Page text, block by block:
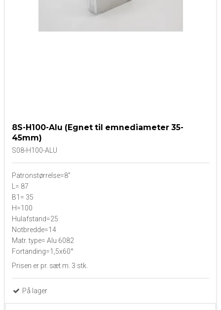
8S-H100-Alu (Egnet til emnediameter 35-
45mm)
S08-H100-ALU
Patronstørrelse=8”
L= 87
B1= 35
H=100
Hulafstand=25
Notbredde=14
Matr. type= Alu 6082
Fortanding=1,5x60°
Prisen er pr. sæt m. 3 stk.
På lager